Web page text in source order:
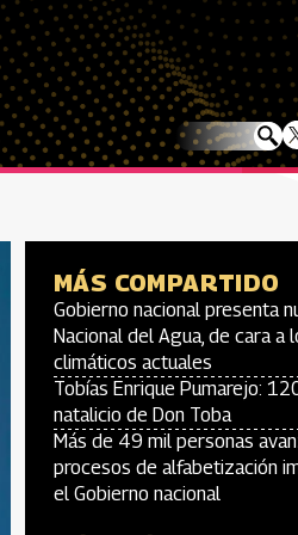
MÁS COMPARTIDO
Gobierno nacional presenta
Nacional del Agua, de cara a
climáticos actuales
Tobías Enrique Pumarejo:
natalicio de Don Toba
Más de 49 mil personas
procesos de alfabetización
el Gobierno nacional